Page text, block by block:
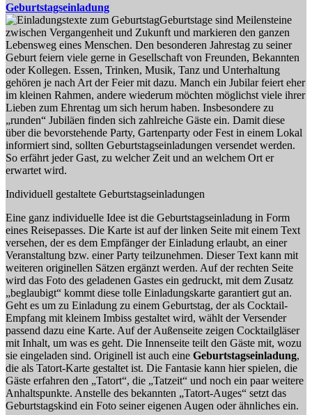
Geburtstagseinladung
Geburtstage sind Meilensteine
zwischen Vergangenheit und Zukunft und markieren den ganzen
Lebensweg eines Menschen. Den besonderen Jahrestag zu seiner
Geburt feiern viele gerne in Gesellschaft von Freunden, Bekannten
oder Kollegen. Essen, Trinken, Musik, Tanz und Unterhaltung
gehören je nach Art der Feier mit dazu. Manch ein Jubilar feiert eher
im kleinen Rahmen, andere wiederum möchten möglichst viele ihrer
Lieben zum Ehrentag um sich herum haben. Insbesondere zu
„runden“ Jubiläen finden sich zahlreiche Gäste ein. Damit diese
über die bevorstehende Party, Gartenparty oder Fest in einem Lokal
informiert sind, sollten Geburtstagseinladungen versendet werden.
So erfährt jeder Gast, zu welcher Zeit und an welchem Ort er
erwartet wird.
Individuell gestaltete Geburtstagseinladungen
Eine ganz individuelle Idee ist die Geburtstagseinladung in Form
eines Reisepasses. Die Karte ist auf der linken Seite mit einem Text
versehen, der es dem Empfänger der Einladung erlaubt, an einer
Veranstaltung bzw. einer Party teilzunehmen. Dieser Text kann mit
weiteren originellen Sätzen ergänzt werden. Auf der rechten Seite
wird das Foto des geladenen Gastes ein gedruckt, mit dem Zusatz
„beglaubigt“ kommt diese tolle Einladungskarte garantiert gut an.
Geht es um zu Einladung zu einem Geburtstag, der als Cocktail-
Empfang mit kleinem Imbiss gestaltet wird, wählt der Versender
passend dazu eine Karte. Auf der Außenseite zeigen Cocktailgläser
mit Inhalt, um was es geht. Die Innenseite teilt den Gäste mit, wozu
sie eingeladen sind. Originell ist auch eine Geburtstagseinladung,
die als Tatort-Karte gestaltet ist. Die Fantasie kann hier spielen, die
Gäste erfahren den „Tatort“, die „Tatzeit“ und noch ein paar weitere
Anhaltspunkte. Anstelle des bekannten „Tatort-Auges“ setzt das
Geburtstagskind ein Foto seiner eigenen Augen oder ähnliches ein.